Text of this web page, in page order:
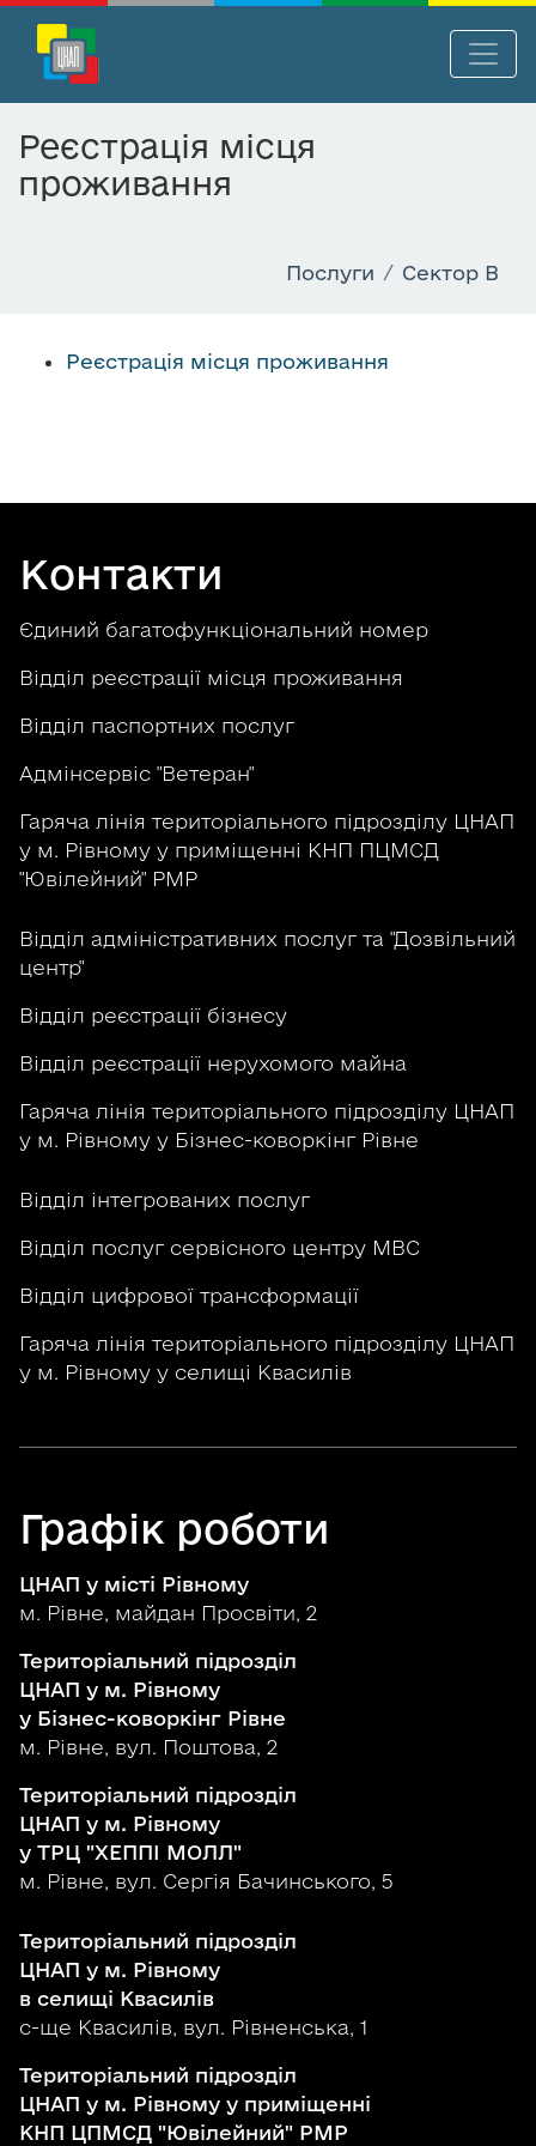
е
й
в
і
с
у
Послуги Сектор B
Реєстрація місця
проживання
Реєстрація місця проживання
Контакти
Єдиний багатофункціональний номер
Відділ реєстрації місця проживання
Відділ паспортних послуг
Адмінсервіс "Ветеран"
Гаряча лінія територіального підрозділу ЦНАП
у м. Рівному у приміщенні КНП ПЦМСД
"Ювілейний" РМР
Відділ адміністративних послуг та "Дозвільний
центр"
Відділ реєстрації бізнесу
Відділ реєстрації нерухомого майна
Гаряча лінія територіального підрозділу ЦНАП
у м. Рівному у Бізнес-коворкінг Рівне
Відділ інтегрованих послуг
Відділ послуг сервісного центру МВС
Відділ цифрової трансформації
Гаряча лінія територіального підрозділу ЦНАП
у м. Рівному у селищі Квасилів
Графік роботи
ЦНАП у місті Рівному
м. Рівне, майдан Просвіти, 2
Територіальний підрозділ
ЦНАП у м. Рівному
у Бізнес-коворкінг Рівне
м. Рівне, вул. Поштова, 2
Територіальний підрозділ
ЦНАП у м. Рівному
у ТРЦ "ХЕППІ МОЛЛ"
м. Рівне, вул. Сергія Бачинського, 5
Територіальний підрозділ
ЦНАП у м. Рівному
в селищі Квасилів
с-ще Квасилів, вул. Рівненська, 1
Територіальний підрозділ
ЦНАП у м. Рівному у приміщенні
КНП ЦПМСД "Ювілейний" РМР